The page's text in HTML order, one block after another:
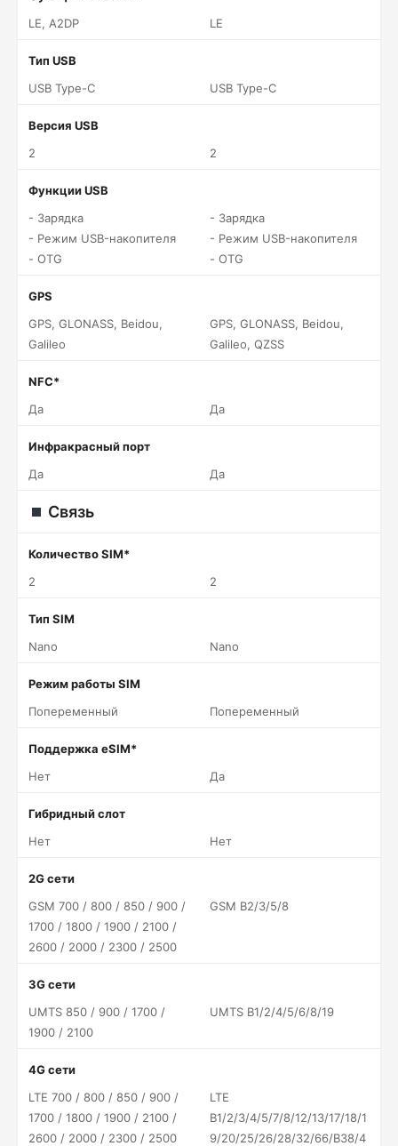
LE, A2DP
LE
Тип USB
USB Type-C
USB Type-C
Версия USB
2
2
Функции USB
- Зарядка
- Режим USB-накопителя
- OTG
- Зарядка
- Режим USB-накопителя
- OTG
GPS
GPS, GLONASS, Beidou,
Galileo
GPS, GLONASS, Beidou,
Galileo, QZSS
NFC*
Да
Да
Инфракрасный порт
Да
Да
Связь
Количество SIM*
2
2
Тип SIM
Nano
Nano
Режим работы SIM
Попеременный
Попеременный
Поддержка eSIM*
Нет
Да
Гибридный слот
Нет
Нет
2G сети
GSM 700 / 800 / 850 / 900 /
1700 / 1800 / 1900 / 2100 /
2600 / 2000 / 2300 / 2500
GSM B2/3/5/8
3G сети
UMTS 850 / 900 / 1700 /
1900 / 2100
UMTS B1/2/4/5/6/8/19
4G сети
LTE 700 / 800 / 850 / 900 /
1700 / 1800 / 1900 / 2100 /
2600 / 2000 / 2300 / 2500
LTE
B1/2/3/4/5/7/8/12/13/17/18/1
9/20/25/26/28/32/66/B38/4